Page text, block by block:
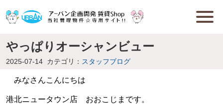
やっぱりオーシャンビュー
2025-07-14 カテゴリ： スタッフブログ
みなさんこんにちは
港北ニュータウン店 おおこじまです。